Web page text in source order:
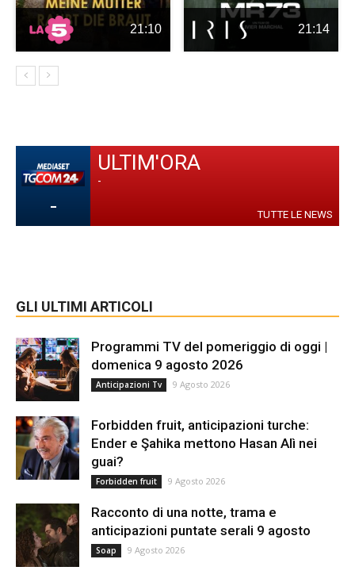
21:10 21:14
-
ULTIM'ORA
-
TUTTE LE NEWS
GLI ULTIMI ARTICOLI
Programmi TV del pomeriggio di oggi |
domenica 9 agosto 2026
Anticipazioni Tv 9 Agosto 2026
Forbidden fruit, anticipazioni turche:
Ender e Şahika mettono Hasan Alì nei
guai?
Forbidden fruit 9 Agosto 2026
Racconto di una notte, trama e
anticipazioni puntate serali 9 agosto
Soap 9 Agosto 2026